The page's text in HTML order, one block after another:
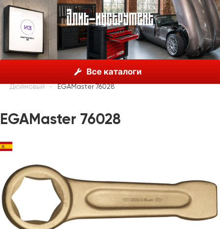
Все каталоги
EGAMaster
Отбойное кольцо
Дюймовый
EGAMaster 76028
EGAMaster 76028